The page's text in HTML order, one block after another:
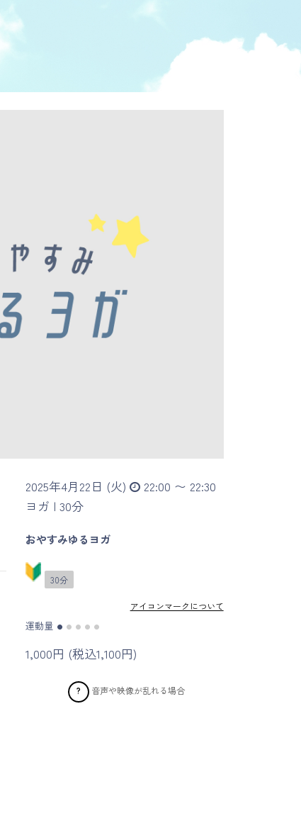
2025年4月22日 (火)
22:00 〜 22:30
ヨガ | 30分
おやすみゆるヨガ
30分
アイコンマークについて
運動量 ● ● ● ● ●
1,000円 (税込1,100円)
? 音声や映像が乱れる場合